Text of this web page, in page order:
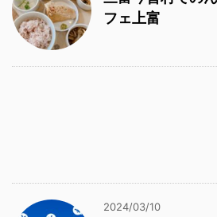
フェ上富
2024/03/10